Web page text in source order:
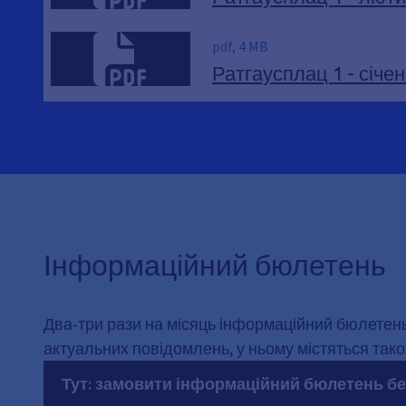
pdf, 4 MB
Ратгаусплац 1 -
Інформаційний бюлетень
Два-три рази на місяць інформаційний
актуальних повідомлень, у ньому містяться
Тут: замовити інформаційний бюлетень